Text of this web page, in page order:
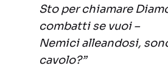
Sto per chiamare
combatti se vuoi –
Nemici alleandosi,
cavolo?”